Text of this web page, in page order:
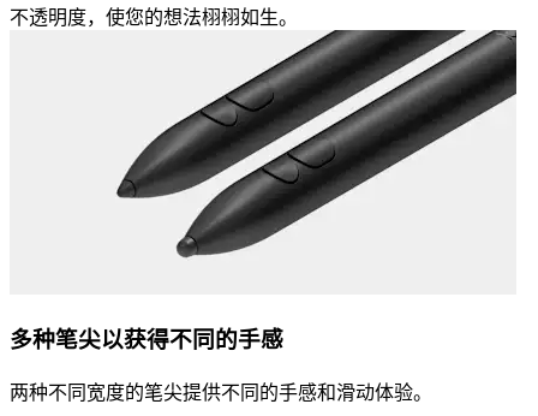
不透明度，使您的想法栩栩如生。
多种笔尖以获得不同的手感
两种不同宽度的笔尖提供不同的手感和滑动体验。